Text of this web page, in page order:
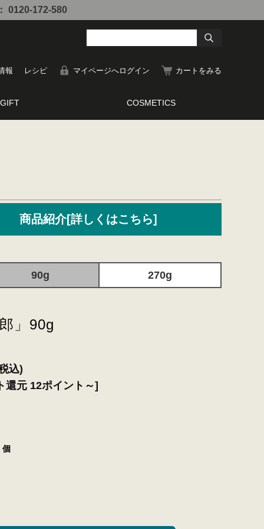
0120-172-580
報 レシピ マイページへログイン カートをみる
GIFT COSMETICS
商品紹介[詳しくはこちら]
90g 270g
」90g
込)
還元 12ポイント～]
個